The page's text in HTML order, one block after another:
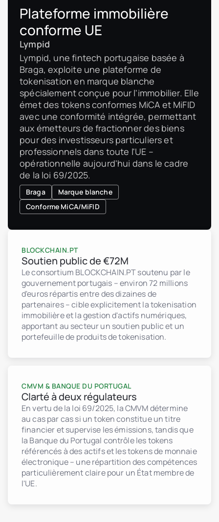
Plateforme immobilière
conforme UE
Lympid
Lympid, une fintech portugaise basée à
Braga, exploite une plateforme de
tokenisation en marque blanche
spécialement conçue pour l'immobilier. Elle
émet des tokens conformes MiCA et MiFID
avec une conformité intégrée, permettant
aux émetteurs de fractionner des biens
pour des investisseurs particuliers et
professionnels dans toute l'UE –
opérationnelle aujourd'hui dans le cadre
de la loi 69/2025.
Braga
Marque blanche
Conforme MiCA/MiFID
BLOCKCHAIN.PT
Soutien public de €72M
Le consortium BLOCKCHAIN.PT soutenu par le
gouvernement portugais – environ 72 millions
d'euros répartis entre des dizaines de
partenaires – cible explicitement la tokenisation
immobilière et la gestion d'actifs numériques,
apportant au secteur un soutien public et un
portefeuille de produits de tokenisation.
CMVM & BANQUE DU PORTUGAL
Clarté à deux régulateurs
En vertu de la loi 69/2025, la CMVM détermine
au cas par cas si un token constitue un titre
financier et supervise les émissions, tandis que
la Banque du Portugal contrôle les tokens
référencés à des actifs et les tokens de monnaie
électronique – une répartition des compétences
particulièrement claire pour un État membre de
l'UE.